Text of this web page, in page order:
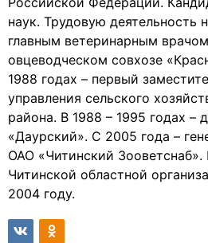
наук. Трудовую деятельность
главным ветеринарным
овцеводческом совхозе
1988 годах – первый
управления сельского
района. В 1988 – 1995 годах –
«Даурский». С 2005 года –
ОАО «Читинский Зооветснаб».
Читинской областной
2004 году.